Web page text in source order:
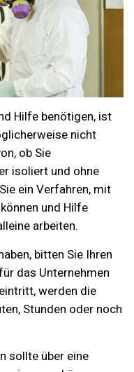
Hilfe benötigen, ist
nicht
ob Sie
isoliert und ohne
ein Verfahren, mit
und Hilfe
arbeiten.
bitten Sie Ihren
das Unternehmen
werden die
Stunden oder noch
sollte über eine